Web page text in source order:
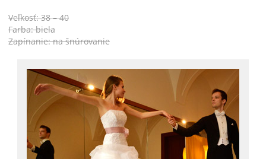
Veľkosť: 38 – 40
Farba: biela
Zapínanie: na šnúrovanie